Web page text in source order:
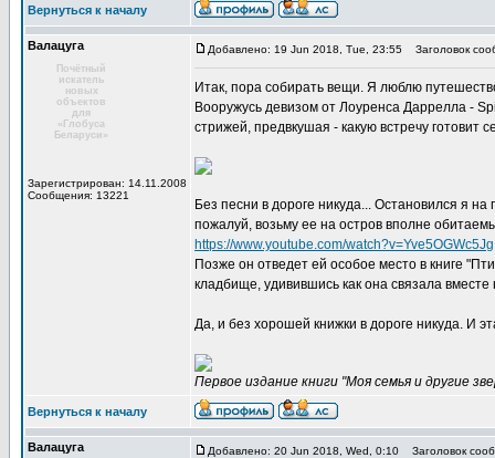
Вернуться к началу
Валацуга
Почётный
искатель
новых
объектов
для
«Глобуса
Беларуси»
Зарегистрирован: 14.11.2008
Сообщения: 13221
Добавлено: 19 Jun 2018, Tue, 23:55 Заголовок
Итак, пора собирать вещи. Я люблю
Вооружусь девизом от Лоуренса Даррелла -
стрижей, предвкушая - какую встречу готовит
Без песни в дороге никуда... Остановился я
пожалуй, возьму ее на остров вполне
https://www.youtube.com/watch?v=Yve5OGWc5Jg
Позже он отведет ей особое место в книге
кладбище, удивившись как она связала
Да, и без хорошей книжки в дороге никуда. И
Первое издание книги "Моя семья и другие
Вернуться к началу
Валацуга Добавлено: 20 Jun 2018, Wed, 0:10 Заголовок